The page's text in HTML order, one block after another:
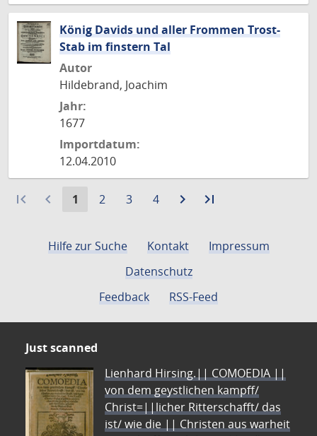
König Davids und aller Frommen Trost-
Stab im finstern Tal
Autor
Hildebrand, Joachim
Jahr:
1677
Importdatum:
12.04.2010
first_page navigate_before
Aktuelle
1
Gehe
2
Gehe
3
Gehe
4 navigate_next
Zurlast_page
Hilfe zur Suche
Kontakt
Impressum
Datenschutz
Feedback
RSS-Feed
Just scanned
Lienhard Hirsing.|| COMOEDIA ||
von dem geystlichen kampff/
Christ=||licher Ritterschafft/ das
ist/ wie die || Christen aus warheit